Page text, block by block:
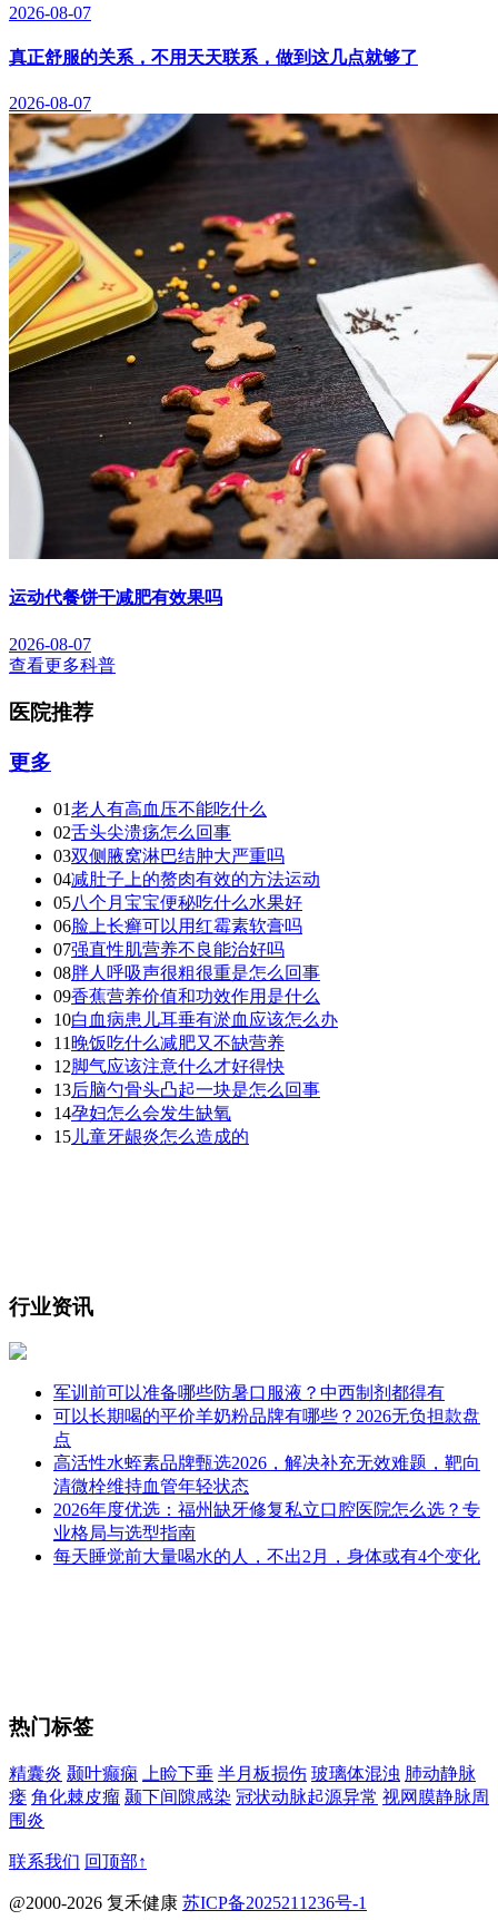
2026-08-07
真正舒服的关系，不用天天联系，做到这几点就够了
2026-08-07
运动代餐饼干减肥有效果吗
2026-08-07
查看更多科普
医院推荐
更多
01老人有高血压不能吃什么
02舌头尖溃疡怎么回事
03双侧腋窝淋巴结肿大严重吗
04减肚子上的赘肉有效的方法运动
05八个月宝宝便秘吃什么水果好
06脸上长癣可以用红霉素软膏吗
07强直性肌营养不良能治好吗
08胖人呼吸声很粗很重是怎么回事
09香蕉营养价值和功效作用是什么
10白血病患儿耳垂有淤血应该怎么办
11 晚饭吃什么减肥又不缺营养
12脚气应该注意什么才好得快
13后脑勺骨头凸起一块是怎么回事
14孕妇怎么会发生缺氧
15 儿童牙龈炎怎么造成的
行业资讯
军训前可以准备哪些防暑口服液？中西制剂都得有
可以长期喝的平价羊奶粉品牌有哪些？2026无负担款盘
点
高活性水蛭素品牌甄选2026，解决补充无效难题，靶向
清微栓维持血管年轻状态
2026年度优选：福州缺牙修复私立口腔医院怎么选？专
业格局与选型指南
每天睡觉前大量喝水的人，不出2月，身体或有4个变化
热门标签
精囊炎 颞叶癫痫 上睑下垂 半月板损伤 玻璃体混浊 肺动静脉
瘘 角化棘皮瘤 颞下间隙感染 冠状动脉起源异常 视网膜静脉周
围炎
联系我们 回顶部↑
@2000-2026 复禾健康 苏ICP备2025211236号-1